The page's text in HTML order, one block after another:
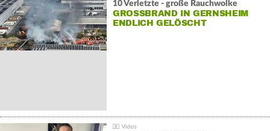
10 Verletzte - große Rauchwolke
GROSSBRAND IN GERNSHEIM E
NDLICH GELÖSCHT